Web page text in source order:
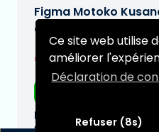
Ce site web utilise
améliorer
Déclaration de
Refuser (8s)
Figma Motoko
cm
€109,97[Sous
Date de livraison